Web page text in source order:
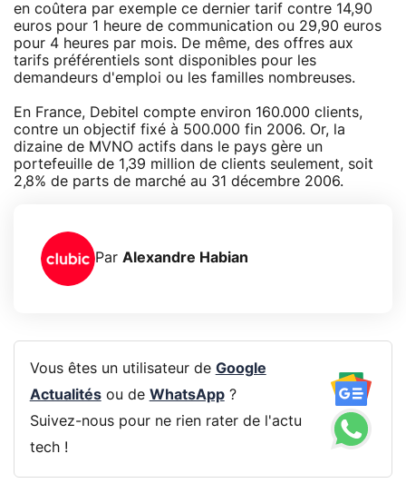
en coûtera par exemple ce dernier tarif contre 14,90
euros pour 1 heure de communication ou 29,90 euros
pour 4 heures par mois. De même, des offres aux
tarifs préférentiels sont disponibles pour les
demandeurs d'emploi ou les familles nombreuses.
En France, Debitel compte environ 160.000 clients,
contre un objectif fixé à 500.000 fin 2006. Or, la
dizaine de MVNO actifs dans le pays gère un
portefeuille de 1,39 million de clients seulement, soit
2,8% de parts de marché au 31 décembre 2006.
Par Alexandre Habian
Vous êtes un utilisateur de Google
Actualitésou de WhatsApp?
Suivez-nous pour ne rien rater de l'actu
tech !